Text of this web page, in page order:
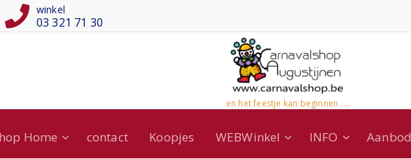
winkel
03 321 71 30
en het feestje kan beginnen ....
Home contact Koopjes WEBWinkel INFO Aanbod